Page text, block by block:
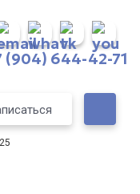
(904) 644-42-71